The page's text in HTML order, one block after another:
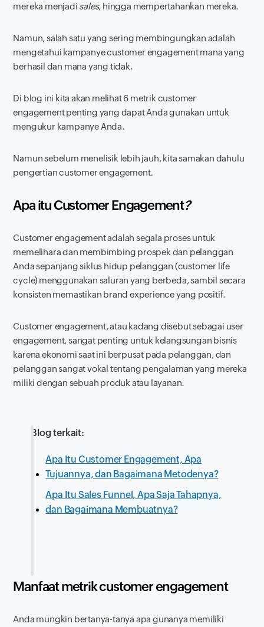
mereka menjadi sales, hingga mempertahankan mereka.
Namun, salah satu yang sering membingungkan adalah
mengetahui kampanyecustomer engagementmana yang
berhasil dan mana yang tidak.
Di blog ini kita akan melihat 6 metrik customer
engagementpenting yang dapat Anda gunakan untuk
mengukur kampanye Anda.
Namun sebelum menelisik lebih jauh, kita samakan dahulu
pengertiancustomer engagement.
Apa ituCustomer Engagement?
Customer engagementadalah segala proses untuk
memelihara dan membimbing prospek dan pelanggan
Anda sepanjang siklus hidup pelanggan (customer life
cycle) menggunakan saluran yang berbeda, sambil secara
konsisten memastikan brand experienceyang positif.
Customer engagement, atau kadang disebut sebagai user
engagement, sangat penting untuk kelangsungan bisnis
karena ekonomi saat ini berpusat pada pelanggan, dan
pelanggan sangat vokal tentang pengalaman yang mereka
miliki dengan sebuah produk atau layanan.
Blog terkait:
Apa Itu Customer Engagement, Apa
Tujuannya, dan Bagaimana Metodenya?
Apa Itu Sales Funnel, Apa Saja Tahapnya,
dan Bagaimana Membuatnya?
Manfaat metrikcustomer engagement
Anda mungkin bertanya-tanya apa gunanya memiliki